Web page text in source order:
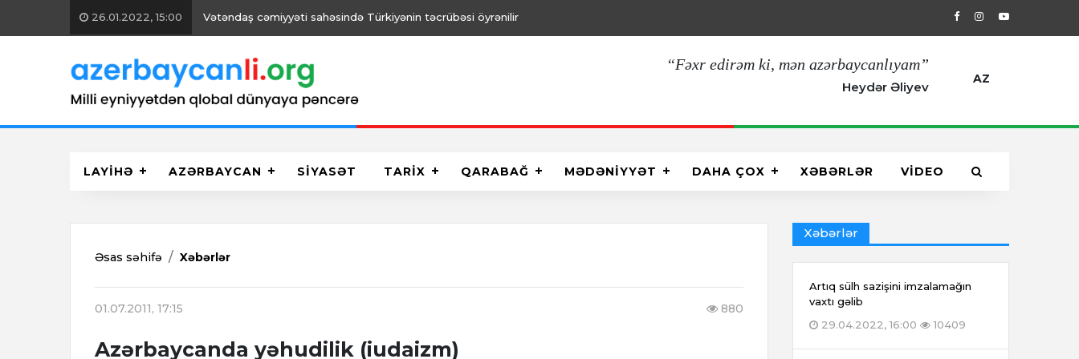
26.01.2022, 15:00 Vətəndaş cəmiyyəti sahəsində Türkiyənin təcrübəsi öyrənilir 29.04.2022, 16:00 Artıq sülh
“Fəxr edirəm ki, mən azərbaycanlıyam”
Heydər Əliyev
AZ
LAYİHƏ AZƏRBAYCAN SİYASƏT TARİX QARABAĞ MƏDƏNİYYƏT DAHA ÇOX XƏBƏRLƏR VİDEO
Əsas səhifə Xəbərlər
01.07.2011, 17:15 880
Azərbaycanda yəhudilik (iudaizm)
Xəbərlər
Artıq sülh sazişini imzalamağın
vaxtı gəlib
29.04.2022, 16:00
10409